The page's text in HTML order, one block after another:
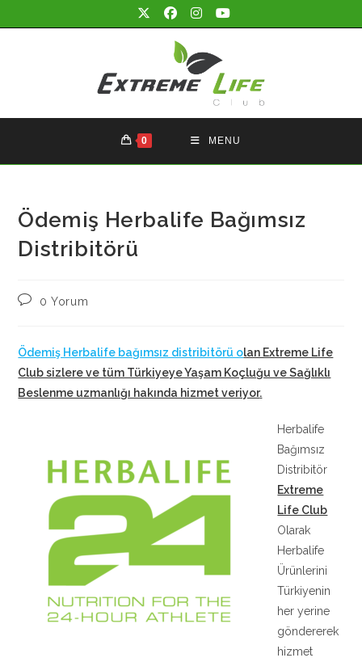
to
0 MENU
Ödemiş Herbalife Bağımsız
Distribitörü
Post0 Yorum
Ödemiş Herbalife bağımsız distribitörü olan Extreme Life
Club sizlere ve tüm Türkiyeye Yaşam Koçluğu ve Sağlıklı
Beslenme uzmanlığı hakında hizmet veriyor.
Herbalife
Bağımsız
Distribitör
Extreme
Life Club
Olarak
Herbalife
Ürünlerini
Türkiyenin
her yerine
göndererek
hizmet